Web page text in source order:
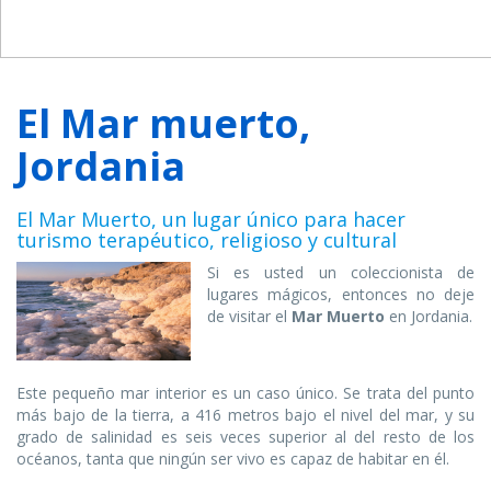
El Mar muerto,
Jordania
El Mar Muerto, un lugar único para hacer
turismo terapéutico, religioso y cultural
Si es usted un coleccionista de
lugares mágicos, entonces no deje
de visitar el Mar Muerto en Jordania.
Este pequeño mar interior es un caso único. Se trata del punto
más bajo de la tierra, a 416 metros bajo el nivel del mar, y su
grado de salinidad es seis veces superior al del resto de los
océanos, tanta que ningún ser vivo es capaz de habitar en él.